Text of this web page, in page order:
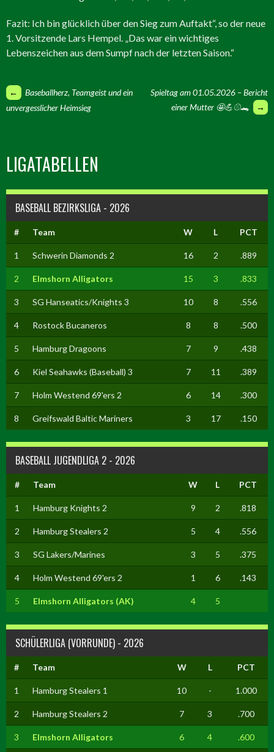
Fazit: Ich bin glücklich über den Sieg zum Auftakt“, so der neue
1. Vorsitzende Lars Hempel. „Das war ein wichtiges
Lebenszeichen aus dem Sumpf nach der letzten Saison.“
ARTIKEL-
←
Baseballherz, Teamgeist und ein
unvergesslicher Heimsieg
Spieltag am 01.05.2026 – Bericht
einer Mutter 🤩💪⚾️🐊
→
LIGATABELLEN
BASEBALL BEZIRKSLIGA - 2026
# Team W L PCT
1 Schwerin Diamonds 2 16 2 .889
2 Elmshorn Alligators 15 3 .833
3 SG Hanseatics/Knights 3 10 8 .556
4 Rostock Bucaneros 8 8 .500
5 Hamburg Dragoons 7 9 .438
6 Kiel Seahawks (Baseball) 3 7 11 .389
7 Holm Westend 69'ers 2 6 14 .300
8 Greifswald Baltic Mariners 3 17 .150
BASEBALL JUGENDLIGA 2 - 2026
# Team W L PCT
1 Hamburg Knights 2 9 2 .818
2 Hamburg Stealers 2 5 4 .556
3 SG Lakers/Marines 3 5 .375
4 Holm Westend 69'ers 2 1 6 .143
5 Elmshorn Alligators (AK) 4 5
SCHÜLERLIGA (VORRUNDE) - 2026
# Team W L PCT
1 Hamburg Stealers 1 10 - 1.000
2 Hamburg Stealers 2 7 3 .700
3 Elmshorn Alligators 6 4 .600